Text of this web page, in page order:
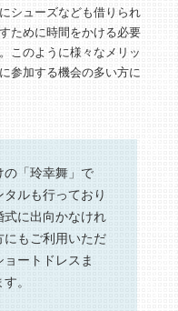
シューズなども借りられ
ために時間をかける必要
このように様々なメリッ
参加する機会の多い方に
の「玲幸舞」で
ルも行っており
式に出向かなけれ
にもご利用いただ
ートドレスま
。